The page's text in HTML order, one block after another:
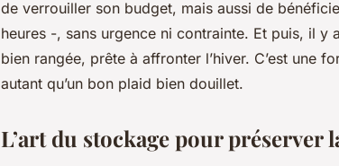
de verrouiller son budget, mais aussi de
heures -, sans urgence ni contrainte. Et puis, il
bien rangée, prête à affronter l’hiver. C’est une
autant qu’un bon plaid bien douillet.
L’art du stockage pour préserver